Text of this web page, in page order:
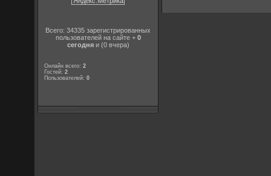
Всего: 34335 зарегистрированных
пользователей на сайте + 0
сегодняи (0 вчера)
Онлайн всего:2
Гостей:2
Пользователей:0